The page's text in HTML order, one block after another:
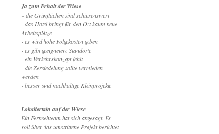
Ja zum Erhalt der Wiese
– die Grünflächen sind schützenswert
- das Hotel bringt für den Ort kaum neue
Arbeitsplätze
- es wird hohe Folgekosten geben
- es gibt geeignetere Standorte
- ein Verkehrskonzept fehlt
- die Zersiedelung sollte vermieden
werden
- besser sind nachhaltige Kleinprojekte
Lokaltermin auf der Wiese
Ein Fernsehteam hat sich angesagt. Es
soll über das umstrittene Projekt berichtet